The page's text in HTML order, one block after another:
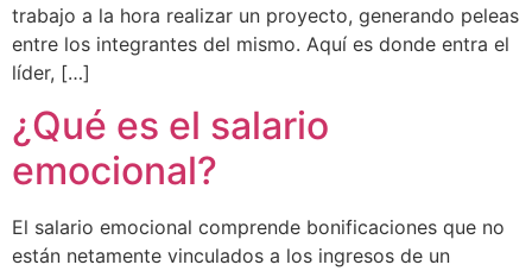
trabajo a la hora realizar un proyecto, generando peleas
entre los integrantes del mismo. Aquí es donde entra el
líder, […]
¿Qué es el salario
emocional?
El salario emocional comprende bonificaciones que no
están netamente vinculados a los ingresos de un